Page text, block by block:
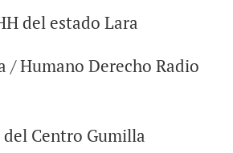
del estado Lara
/ Humano Derecho Radio
del Centro Gumilla